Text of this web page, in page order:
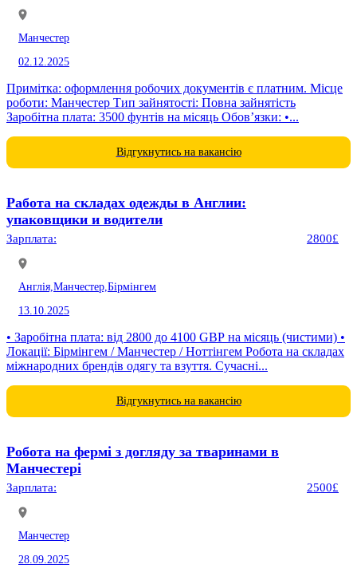
Манчестер
02.12.2025
Примітка: оформлення робочих документів є платним. Місце
роботи: Манчестер Тип зайнятості: Повна зайнятість
Заробітна плата: 3500 фунтів на місяць Обов’язки: •...
Відгукнутись на вакансію
Работа на складах одежды в Англии:
упаковщики и водители
Зарплата: 2800£
Англія, Манчестер, Бірмінгем
13.10.2025
• Заробітна плата: від 2800 до 4100 GBP на місяць (чистими) •
Локації: Бірмінгем / Манчестер / Ноттінгем Робота на складах
міжнародних брендів одягу та взуття. Сучасні...
Відгукнутись на вакансію
Робота на фермі з догляду за тваринами в
Манчестері
Зарплата: 2500£
Манчестер
28.09.2025